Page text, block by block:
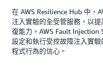
在 AWS Resilience Hub 中，
注入實驗的全受管服務，以
復能力。AWS Fault Injection
設定和執行受控故障注入實
程式行為的信心。